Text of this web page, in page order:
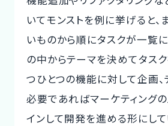
いてモンストを例に挙げると
いものから順にタスクが一覧に
の中からテーマを決めてタス
つひとつの機能に対して企画、
必要であればマーケティング
インして開発を進める形にして